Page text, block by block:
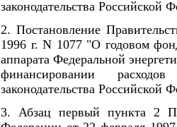
законодательства Российской
2. Постановление
1996 г. N 1077 "О годовом
аппарата Федеральной
финансировании
законодательства Российской
3. Абзац первый пункта 2